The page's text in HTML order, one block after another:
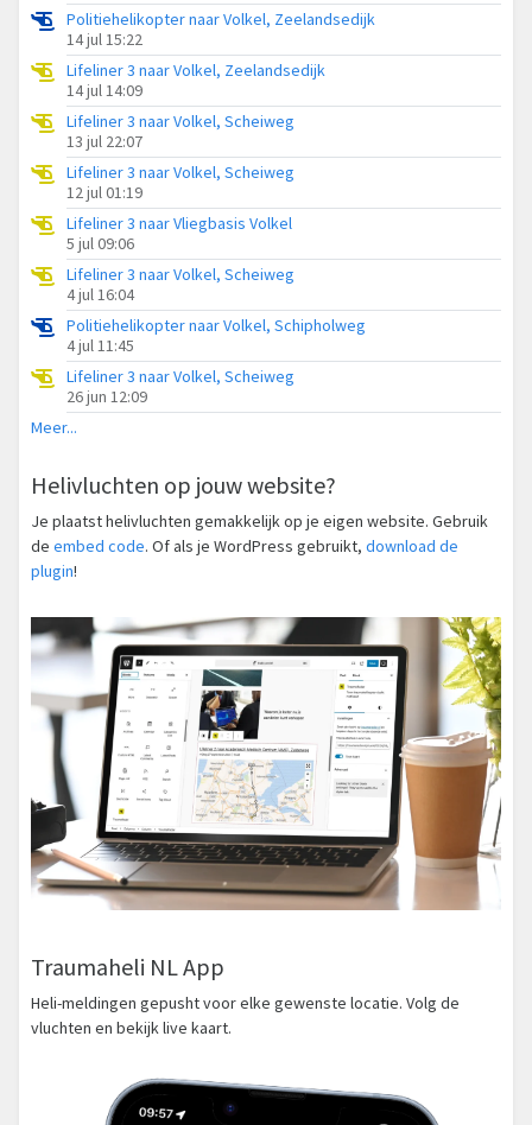
Politiehelikopter naar Volkel, Zeelandsedijk
14 jul 15:22
Lifeliner 3 naar Volkel, Zeelandsedijk
14 jul 14:09
Lifeliner 3 naar Volkel, Scheiweg
13 jul 22:07
Lifeliner 3 naar Volkel, Scheiweg
12 jul 01:19
Lifeliner 3 naar Vliegbasis Volkel
5 jul 09:06
Lifeliner 3 naar Volkel, Scheiweg
4 jul 16:04
Politiehelikopter naar Volkel, Schipholweg
4 jul 11:45
Lifeliner 3 naar Volkel, Scheiweg
26 jun 12:09
Meer...
Helivluchten op jouw website?
Je plaatst helivluchten gemakkelijk op je eigen website. Gebruik
de embed code. Of als je WordPress gebruikt, download de
plugin!
Traumaheli NL App
Heli-meldingen gepusht voor elke gewenste locatie. Volg de
vluchten en bekijk live kaart.